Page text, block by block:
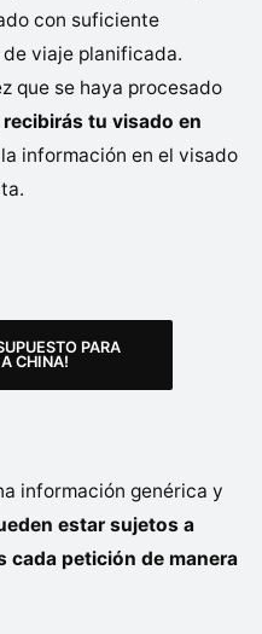
con suficiente
viaje planificada.
que se haya procesado
tu visado en
información en el visado
PARA
CHINA!
información genérica y
estar sujetos a
cada petición de manera